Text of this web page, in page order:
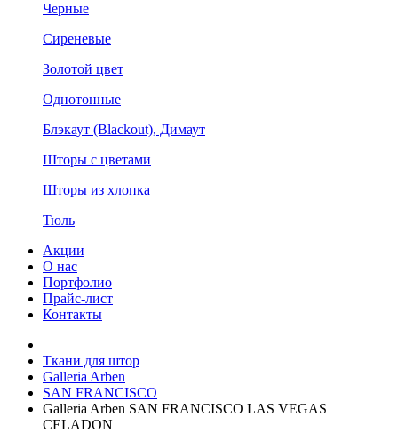
Черные
Сиреневые
Золотой цвет
Однотонные
Блэкаут (Blackout), Димаут
Шторы с цветами
Шторы из хлопка
Тюль
Акции
О нас
Портфолио
Прайс-лист
Контакты
Ткани для штор
Galleria Arben
SAN FRANCISCO
Galleria Arben SAN FRANCISCO LAS VEGAS
CELADON